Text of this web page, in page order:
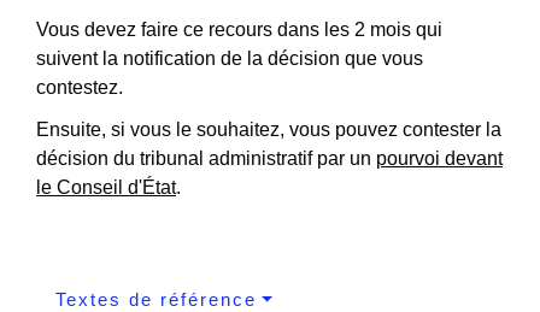
Vous devez faire ce recours dans les 2 mois qui
suivent la notification de la décision que vous
contestez.
Ensuite, si vous le souhaitez, vous pouvez contester la
décision du tribunal administratif par un pourvoi devant
le Conseil d'État.
Textes de référence